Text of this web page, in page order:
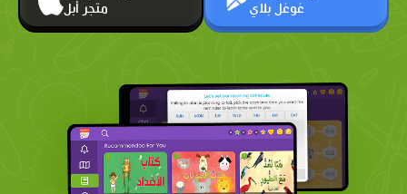
متجر أبل غوغل بلاي